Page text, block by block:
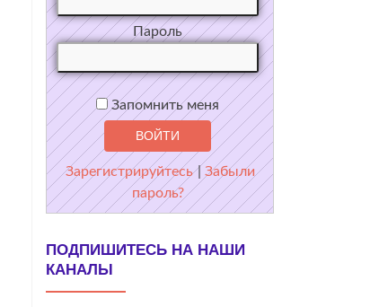
Пароль
Запомнить меня
Зарегистрируйтесь | Забыли
пароль?
ПОДПИШИТЕСЬ НА НАШИ
КАНАЛЫ